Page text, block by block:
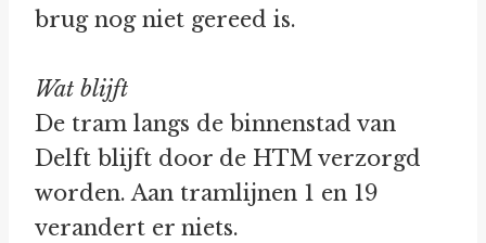
brug nog niet gereed is.
Wat blijft
De tram langs de binnenstad van
Delft blijft door de HTM verzorgd
worden. Aan tramlijnen 1 en 19
verandert er niets.